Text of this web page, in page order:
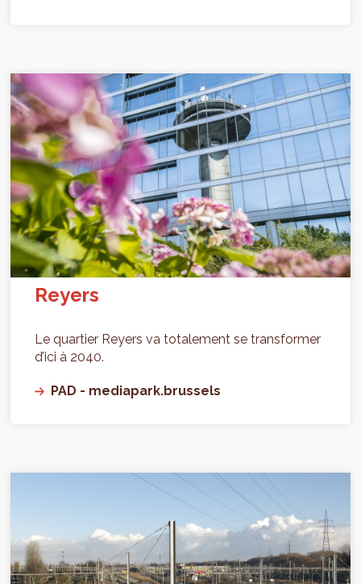
Reyers
Le quartier Reyers va totalement se transformer
d’ici à 2040.
PAD - mediapark.brussels